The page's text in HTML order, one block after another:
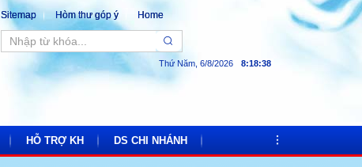
Sitemap Hòm thư góp ý Home
Thứ Năm, 6/8/2026 8:18:39
HỖ TRỢ KH DS CHI NHÁNH